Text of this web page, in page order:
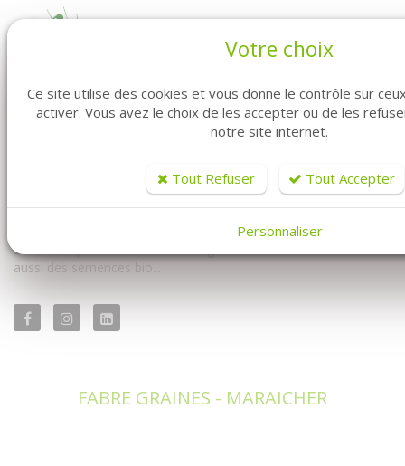
Vous êtes professionnel ? Vous êtes maraîcher ? Vous êtes au
ligne pour vous les professionnels.
Vous y trouverez à la fois notre univers conventionnel mais
également notre univers biologique. Avec un très large choix de
semences professionnelles : des graines conventionnelles mais
aussi des semences bio...
FABRE GRAINES - MARAICHER
Votre choix
Ce site utilise des cookies et vous donne le contrôle sur
activer. Vous avez le choix de les accepter ou de les
notre site internet.
Tout Refuser Tout Accepter
Personnaliser